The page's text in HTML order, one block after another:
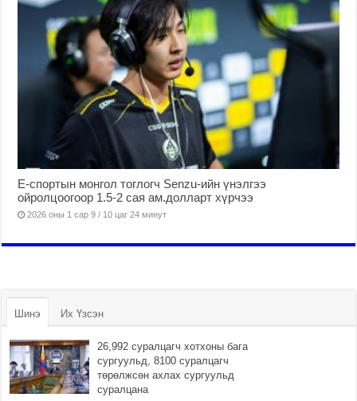
Е-спортын монгол тоглогч Senzu-ийн үнэлгээ
ойролцоогоор 1.5-2 сая ам.долларт хүрчээ
2026 оны 1 сар 9 / 10 цаг 24 минут
Шинэ Их Үзсэн
26,992 суралцагч хотхоны бага
сургуульд, 8100 суралцагч
төрөлжсөн ахлах сургуульд
суралцана